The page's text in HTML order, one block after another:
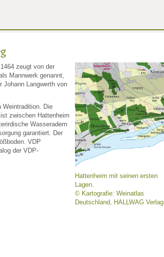
Hattenheim mit seinen ersten
Lagen.
© Kartografie: Weinatlas
Deutschland, HALLWAG Verlag
zeugt von der
Mannwerk genannt,
Johann Langwerth von
Weintradition. Die
zwischen Hattenheim
Wasseradern
garantiert. Der
VDP
der VDP-